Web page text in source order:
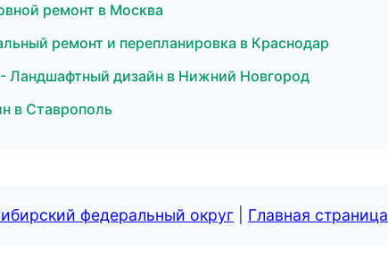
ремонт в Москва
ремонт и перепланировка в Краснодар
Ландшафтный дизайн в Нижний Новгород
в Ставрополь
федеральный округ Главная страница